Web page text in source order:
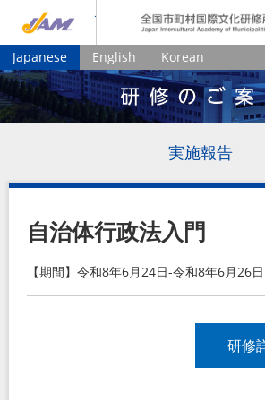
Japanese English Korean
実施報告
自治体行政法入門
【期間】令和8年6月24日-令和8年6月26日
研修